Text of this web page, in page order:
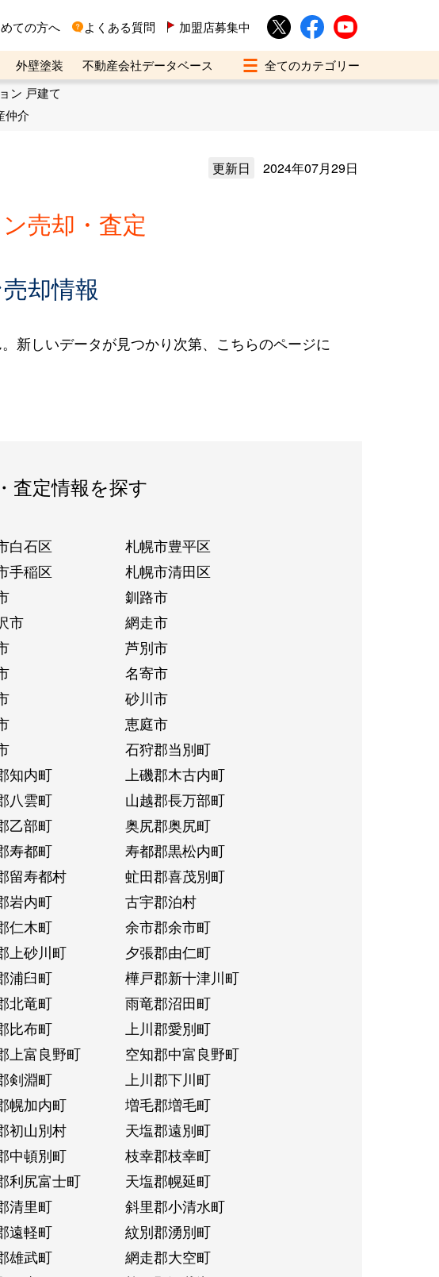
ての方へ よくある質問 加盟店募集中
外壁塗装
不動産会社データベース
談デスク
ン 戸建て
仲介
更新日 2024年07月29日
売却・査定
却情報
新しいデータが見つかり次第、こちらのページに
査定情報を探す
白石区
札幌市豊平区
手稲区
札幌市清田区
釧路市
市
網走市
芦別市
名寄市
砂川市
恵庭市
石狩郡当別町
知内町
上磯郡木古内町
八雲町
山越郡長万部町
乙部町
奥尻郡奥尻町
寿都町
寿都郡黒松内町
留寿都村
虻田郡喜茂別町
岩内町
古宇郡泊村
仁木町
余市郡余市町
上砂川町
夕張郡由仁町
浦臼町
樺戸郡新十津川町
北竜町
雨竜郡沼田町
比布町
上川郡愛別町
上富良野町
空知郡中富良野町
剣淵町
上川郡下川町
幌加内町
増毛郡増毛町
初山別村
天塩郡遠別町
中頓別町
枝幸郡枝幸町
利尻富士町
天塩郡幌延町
清里町
斜里郡小清水町
遠軽町
紋別郡湧別町
雄武町
網走郡大空町